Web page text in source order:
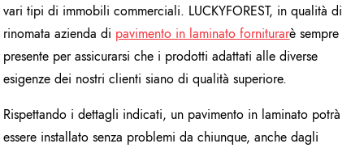
vari tipi di immobili commerciali. LUCKYFOREST, in qualità di
rinomata azienda di pavimento in laminatoforniturarè sempre
presente per assicurarsi che i prodotti adattati alle diverse
esigenze dei nostri clienti siano di qualità superiore.
Rispettando i dettagli indicati, un pavimento in laminato potrà
essere installato senza problemi da chiunque, anche dagli